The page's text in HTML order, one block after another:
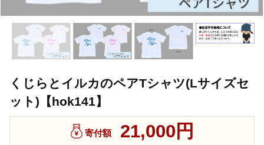
くじらとイルカのペアTシャツ(Lサイズセ
ット)【hok141】
寄付額 21,000円